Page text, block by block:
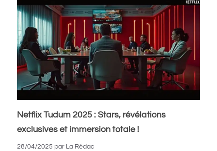
Netflix Tudum 2025 : Stars, révélations
exclusives et immersion totale !
28/04/2025 par La Rédac